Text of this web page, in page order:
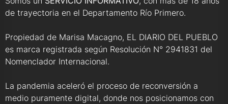
de trayectoria en el Departamento Río Primero.
Propiedad de Marisa Macagno, EL DIARIO DEL PUEBLO
es marca registrada según Resolución N° 2941831 del
Nomenclador Internacional.
La pandemia aceleró el proceso de reconversión a
medio puramente digital, donde nos posicionamos con